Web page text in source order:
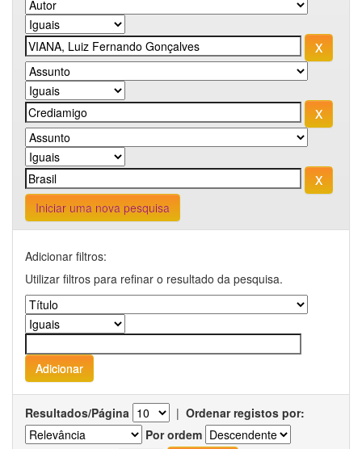
Iniciar uma nova pesquisa
Adicionar filtros:
Utilizar filtros para refinar o resultado da pesquisa.
Resultados/Página | Ordenar registos por:
Por ordem